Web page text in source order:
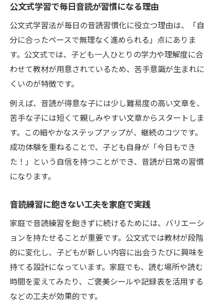
公文式学習で毎日音読が習慣になる理由
公文式学習法が毎日の音読習慣化に役立つ理由は、「自
分に合ったペースで無理なく進められる」点にありま
す。公文式では、子ども一人ひとりの学力や理解度に合
わせて教材が用意されているため、苦手意識が生まれに
くいのが特徴です。
例えば、音読が得意な子には少し難易度の高い文章を、
苦手な子には短くて親しみやすい文章からスタートしま
す。この細やかなステップアップが、継続のコツです。
成功体験を重ねることで、子ども自身が「今日もでき
た！」という自信を持つことができ、音読が日常の習慣
になります。
音読練習に飽きない工夫を家庭で実践
家庭で音読練習を飽きずに続けるためには、バリエーシ
ョンを持たせることが重要です。公文式では教材が段階
的に変化し、子どもが新しい内容に出会うたびに興味を
持てる設計になっています。家庭でも、読む場所や読む
時間を変えてみたり、ご褒美シールや記録表を活用する
などの工夫が効果的です。